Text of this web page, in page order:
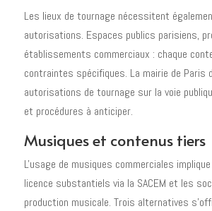
Les lieux de tournage nécessitent
autorisations. Espaces publics parisiens,
établissements commerciaux : chaque
contraintes spécifiques. La mairie de Paris
autorisations de tournage sur la voie
et procédures à anticiper.
Musiques et contenus tiers
L'usage de musiques commerciales
licence substantiels via la SACEM et les
production musicale. Trois alternatives